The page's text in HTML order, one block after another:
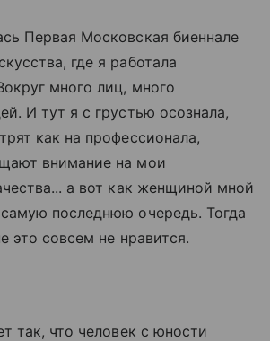
Первая Московская биеннале
где я работала
много лиц, много
И тут я с грустью осознала,
как на профессионала,
внимание на мои
а вот как женщиной мной
последнюю очередь. Тогда
это совсем не нравится.
так, что человек с юности